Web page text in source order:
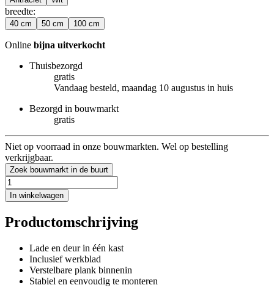
breedte:
40 cm 50 cm 100 cm
Online bijna uitverkocht
Thuisbezorgd
gratis
Vandaag besteld, maandag 10 augustus in huis
Bezorgd in bouwmarkt
gratis
Niet op voorraad in onze bouwmarkten. Wel op bestelling
verkrijgbaar.
Zoek bouwmarkt in de buurt
In winkelwagen
Productomschrijving
Lade en deur in één kast
Inclusief werkblad
Verstelbare plank binnenin
Stabiel en eenvoudig te monteren